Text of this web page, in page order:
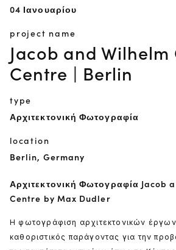
04 Ιανουαρίου
project name
Jacob and Wilhelm
Centre | Berlin
type
Αρχιτεκτονική Φωτογραφία
location
Berlin, Germany
Αρχιτεκτονική Φωτογραφία Jacob
Centre by Max Dudler
Η φωτογράφιση αρχιτεκτονικών έργων
καθοριστικός παράγοντας για την